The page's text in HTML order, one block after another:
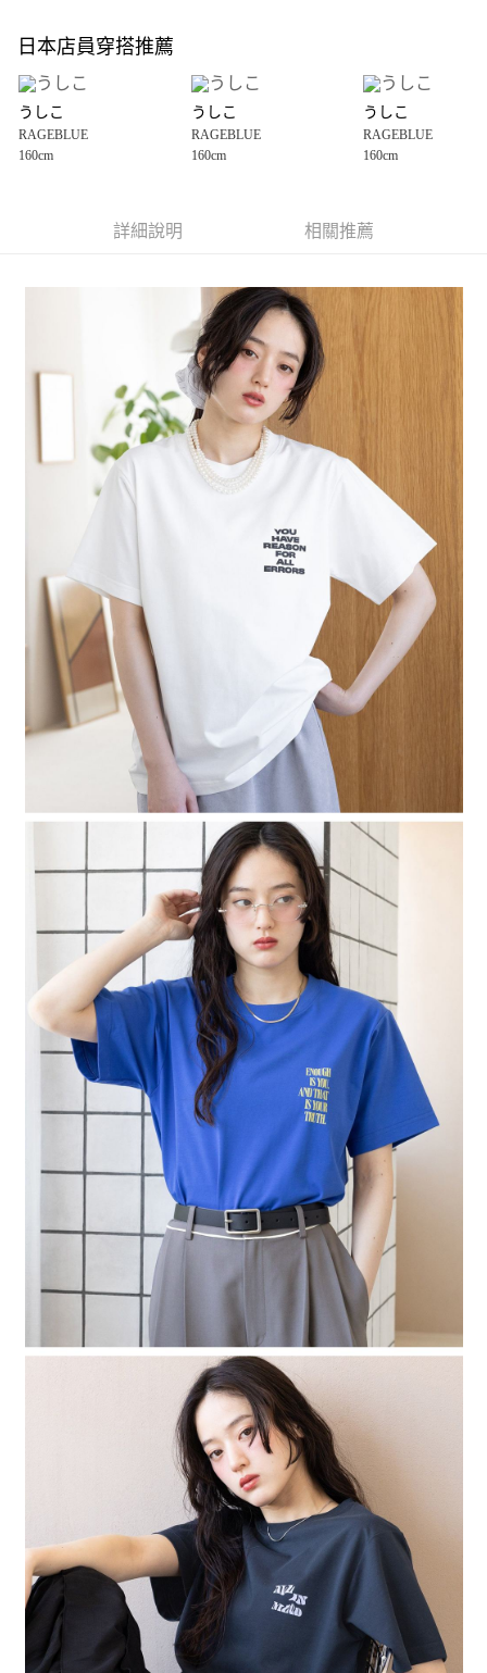
全盈+PAY
大哥付你分期
【大哥付你分期使用說明】
1.本服務由台灣大哥大提供，台灣大哥大用戶可立即使用無須另外申請。
2.付款方式選擇「大哥付你分期」，訂單成立後會自動跳轉到大哥付的交易
3.實際核准額度、可分期數及費用金額請依後續交易確認頁面所載為準。
4.訂單成立30分鐘內，如未前往確認交易或遇審核未通過，訂單將自動取
1.分期款項不併入電信帳單，「大哥付你分期」於每月結算日後寄送繳費提
2.透過簡訊連結打開帳單後，可選擇「超商條碼／台灣大直營門市／銀行轉
帳／街口支付／iPASS MONEY」等通路繳費。
1.本服務係由「台灣大哥大股份有限公司」（以下簡稱本公司）所提供，讓
用戶於交易時，得透過本服務購買商品或服務，並由商店將買賣／分期付款
買賣價金債權讓與本公司後，依約使用本公司帳單繳交帳款。
2.基於同意付款使用「大哥付你分期」之契約關係目的，商店將以您的個人
資料（包含姓名、電話或地址）提供予台灣大哥大進項蒐集、處理及利用，
由本公司與您本人進行分期帳單所需資料之確認、核對及更正。
https://oppay.tw/userRule
AFTEE先享後付
３．安心：先確認商品／服務後，再付款。
【「AFTEE先享後付」結帳流程】
１．於結帳方式選擇「AFTEE先享後付」後，將跳轉至「AFTEE先享後付」
結帳頁面，進行簡訊認證並確認金額後，即可完成結帳。
２．訂單成立數日內，您將收到繳費通知簡訊。
３．收到繳費通知簡訊後14天內，點擊此簡訊中的連結，可透過四大超商／
ATM／網路銀行／等多元方式進行付款，方視為交易完成。
※ 請注意：結帳手續完成當下不需立刻繳費，但若您需要取消訂單，請聯絡
購買商品的店家。未經商家同意取消之訂單仍視為有效，需透過AFTEE先享
後付繳納相關費用。
※ 交易是否成功請以「AFTEE先享後付 」之結帳頁面顯示為準，若有關於
是否繳費成功／繳費後需取消欲退款等相關疑問，請聯繫「AFTEE先享後付
https://netprotections.freshdesk.com/support/home
【注意事項】
１．透過由恩沛科技股份有限公司提供之「AFTEE先享後付」服務完成之交
易，需依本服務之必要範圍內提供個人資料，並將交易相關給付款項請求債
權轉讓予恩沛科技股份有限公司。
２．關於個人資料處理事宜，請瀏覽以下網址：
https://aftee.tw/terms/#terms3
３．未成年的使用者請事先徵得法定代理人或監護人之同意方可使用
「AFTEE先享後付」，若未經同意申辦者引起之損失，本公司不負相關責
４．使用「AFTEE先享後付」時，將依據個別帳號之用戶狀況，依本公司即
時審查核予不同之上限額度；若仍有額度不足之情形，本公司將視審查結果
請求用戶進行身份認證。
５．嚴禁一人註冊多個帳號或使用他人資訊註冊。若發現惡意使用之情形，
恩沛科技股份有限公司將有權停止該用戶之使用額度並採取法律行動。
每筆NT$80，滿NT$888(含以上)免運費
每筆NT$80，滿NT$888(含以上)免運費
每筆NT$80，滿NT$1,500(含以上)免運費
付款後 7-11取貨
每筆NT$80，滿NT$1,500(含以上)免運費
每筆NT$80，滿NT$1,500(含以上)免運費
日本店員穿搭推薦
うしこ
RAGEBLUE
160cm
うしこ
RAGEBLUE
160cm
うしこ
RAGEBLUE
160cm
詳細說明 相關推薦